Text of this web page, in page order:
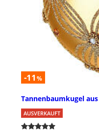
-11 %
Tannenbaumkugel
AUSVERKAUFT